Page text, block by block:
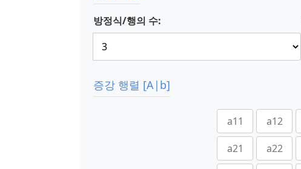
방정식/행의 수:
증강 행렬 [A|b]